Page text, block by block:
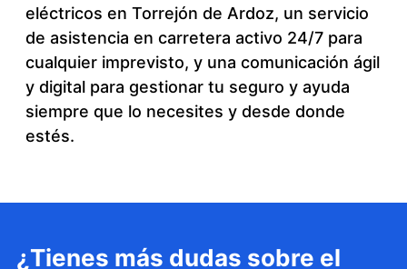
eléctricos en Torrejón de Ardoz, un servicio
de asistencia en carretera activo 24/7 para
cualquier imprevisto, y una comunicación ágil
y digital para gestionar tu seguro y ayuda
siempre que lo necesites y desde donde
estés.
¿Tienes más dudas sobre el